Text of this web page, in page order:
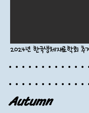
2024년 한국생체재료학회 추
·​ · ​· ​· ​· · ​ · ​· ​· ​· · ​ ·
· ​· ​· · ​ · ​· ​· ​· · ​ · ​· ​·
Autumn